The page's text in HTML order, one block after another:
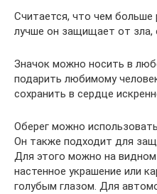
Считается, что чем больше
лучше он защищает от зла,
Значок можно носить в
подарить любимому
сохранить в сердце
Оберег можно
Он также подходит для
Для этого можно на
настенное украшение или
голубым глазом. Для